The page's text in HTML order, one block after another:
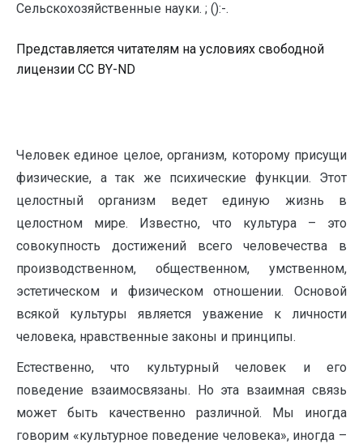
Сельскохозяйственные науки. ; ():-.
Представляется читателям на условиях свободной
лицензии CC BY-ND
Человек единое целое, организм, которому присущи
физические, а так же психические функции. Этот
целостный организм ведет единую жизнь в
целостном мире. Известно, что культура – это
совокупность достижений всего человечества в
производственном, общественном, умственном,
эстетическом и физическом отношении. Основой
всякой культуры является уважение к личности
человека, нравственные законы и принципы.
Естественно, что культурный человек и его
поведение взаимосвязаны. Но эта взаимная связь
может быть качественно различной. Мы иногда
говорим «культурное поведение человека», иногда –